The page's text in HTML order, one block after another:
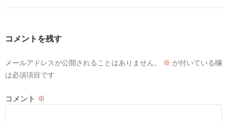
コメントを残す
メールアドレスが公開されることはありません。 ※ が付いている欄
は必須項目です
コメント ※